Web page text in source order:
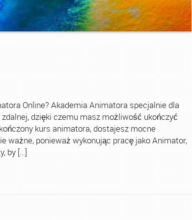
Online? Akademia Animatora specjalnie dla
dzięki czemu masz możliwość ukończyć
kurs animatora, dostajesz mocne
ważne, ponieważ wykonując pracę jako Animator,
by […]